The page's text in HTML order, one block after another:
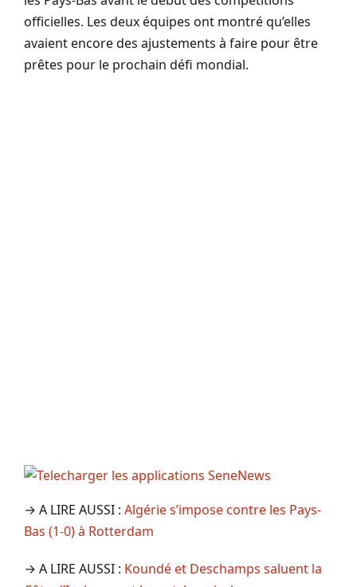
officielles. Les deux équipes ont montré qu’elles
avaient encore des ajustements à faire pour être
prêtes pour le prochain défi mondial.
→ A LIRE AUSSI : Algérie s’impose contre les Pays-
Bas (1-0) à Rotterdam
→ A LIRE AUSSI : Koundé et Deschamps saluent la